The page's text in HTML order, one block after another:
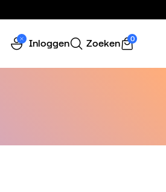
Inloggen Zoeken 0